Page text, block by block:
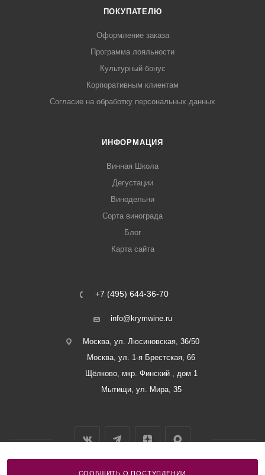
СООБЩИТЬ О ПОСТУПЛЕНИИ
ПОКУПАТЕЛЮ
Оформление заказа
Программа лояльности
Культурный бонус
Корпоративным клиентам
Согласие на обработку персональных данных
ИНФОРМАЦИЯ
Винная Школа
Дегустации
Винодельни
Сорта винограда
Блог
Карта сайта
+7 (495) 644-36-70
info@krymwine.ru
Москва, ул. Люсиновская, 36/50
Москва, ул. 1-я Брестская, 66
Щёлково, мкр. Финский , дом 1
Мытищи, ул. Мира, 35